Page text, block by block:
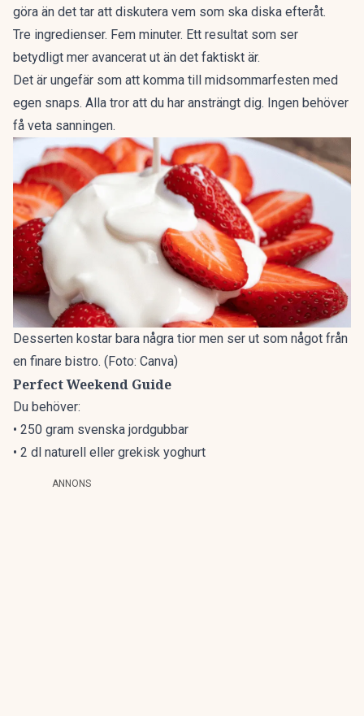
göra än det tar att diskutera vem som ska diska efteråt.
Tre ingredienser. Fem minuter. Ett resultat som ser
betydligt mer avancerat ut än det faktiskt är.
Det är ungefär som att komma till midsommarfesten med
egen snaps. Alla tror att du har ansträngt dig. Ingen behöver
få veta sanningen.
Desserten kostar bara några tior men ser ut som något från
en finare bistro. (Foto: Canva)
Perfect Weekend Guide
Du behöver:
• 250 gram svenska jordgubbar
• 2 dl naturell eller grekisk yoghurt
ANNONS